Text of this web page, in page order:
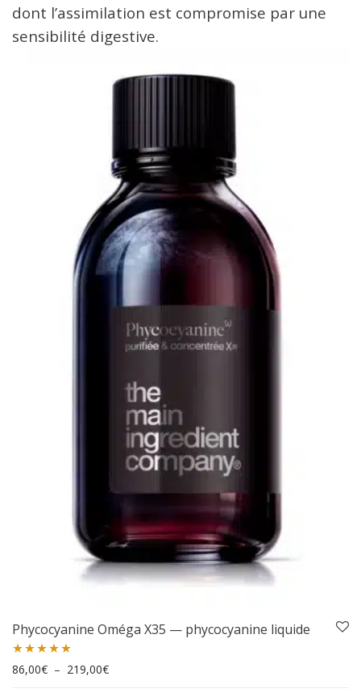
dont l’assimilation est compromise par une
sensibilité digestive.
Phycocyanine Oméga X35 — phycocyanine liquide
Note4.95
86,00€ – 219,00€Plage de prix : 86,00€ à 219,00€